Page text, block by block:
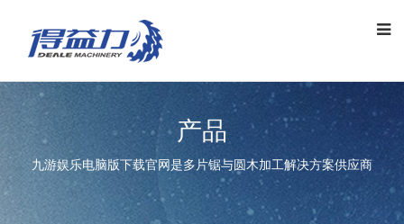
产品
九游娱乐电脑版下载官网是多片锯与圆木加工解决方案供应商